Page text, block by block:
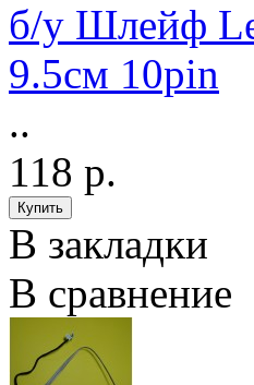
б/у Шлейф
9.5см 10pin
..
118 р.
В закладки
В сравнение